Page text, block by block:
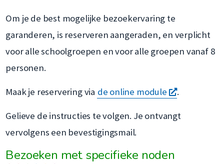
Om je de best mogelijke bezoekervaring te
garanderen, is reserveren aangeraden, en verplicht
voor alle schoolgroepen en voor alle groepen vanaf 8
personen.
Maak je reservering via de online module
opent
nieuw
.
Gelieve de instructies te volgen. Je ontvangt
vervolgens een bevestigingsmail.
Bezoeken met specifieke noden